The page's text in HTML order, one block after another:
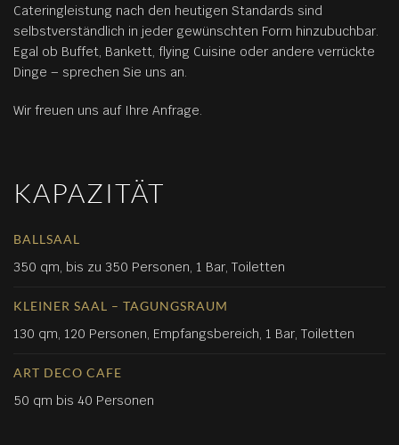
Cateringleistung nach den heutigen Standards sind
selbstverständlich in jeder gewünschten Form hinzubuchbar.
Egal ob Buffet, Bankett, flying Cuisine oder andere verrückte
Dinge – sprechen Sie uns an.
Wir freuen uns auf Ihre Anfrage.
KAPAZITÄT
BALLSAAL
350 qm, bis zu 350 Personen, 1 Bar, Toiletten
KLEINER SAAL – TAGUNGSRAUM
130 qm, 120 Personen, Empfangsbereich, 1 Bar, Toiletten
ART DECO CAFE
50 qm bis 40 Personen